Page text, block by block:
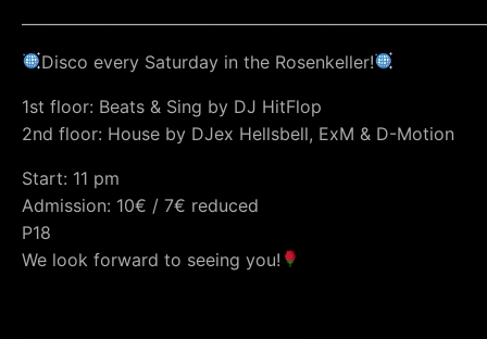
Disco every Saturday in the Rosenkeller!
1st floor: Beats & Sing by DJ HitFlop
2nd floor: House by DJex Hellsbell, ExM & D-Motion
Start: 11 pm
Admission: 10€ / 7€ reduced
P18
We look forward to seeing you!